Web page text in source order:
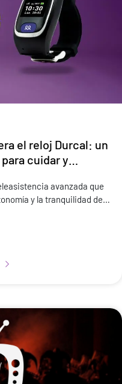
el reloj Durcal: un
cuidar y
avanzada que
y la tranquilidad de